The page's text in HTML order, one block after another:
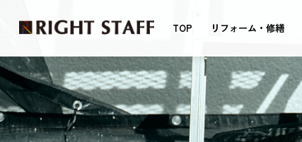
TOP リフォーム・修繕